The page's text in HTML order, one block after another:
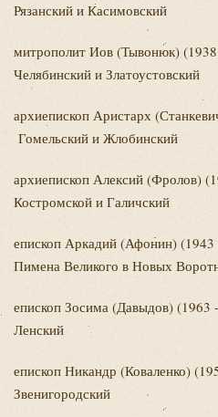
Рязанский и Касимовский
митрополит Иов (Тывонюк)
Челябинский и Златоустовский
архиепископ Аристарх
Гомельский и Жлобинский
архиепископ Алексий (Фролов)
Костромской и Галичский
епископ Аркадий (Афонин)
Пимена Великого в Новых
епископ Зосима (Давыдов)
Ленский
епископ Никандр(Коваленко)
Звенигородский